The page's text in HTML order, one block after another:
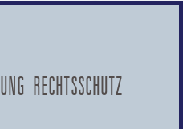
RECHTSSCHUTZ